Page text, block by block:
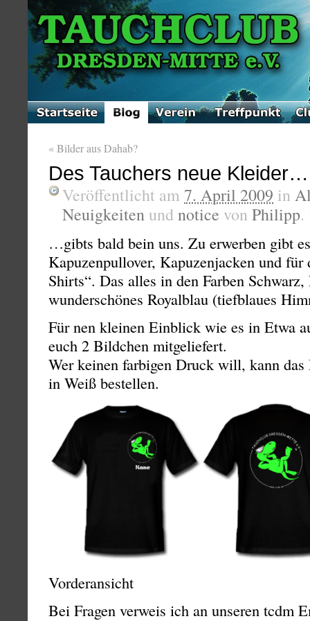
«Bilder aus Dahab?
Des Tauchers neue Kleider…
Veröffentlicht am 7. April 2009 in
Neuigkeiten und notice von Philipp.
…gibts bald bein uns. Zu erwerben gibt
Kapuzenpullover, Kapuzenjacken und
Shirts“. Das alles in den Farben
wunderschönes Royalblau (tiefblaues
Für nen kleinen Einblick wie es in Etwa
euch 2 Bildchen mitgeliefert.
Wer keinen farbigen Druck will, kann
in Weiß bestellen.
Vorderansicht
Bei Fragen verweis ich an unseren tcdm